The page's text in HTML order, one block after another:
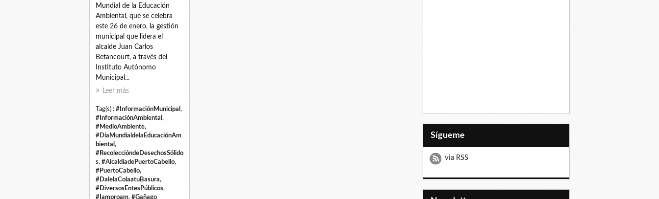
Mundial de la Educación
Ambiental, que se celebra
este 26 de enero, la gestión
municipal que lidera el
alcalde Juan Carlos
Betancourt, a través del
Instituto Autónomo
Municipal...
Leer más
Tag(s) : #InformaciónMunicipal ,
#InformaciónAmbiental ,
#MedioAmbiente,
#DíaMundialdelaEducaciónAm
biental ,
#RecoleccióndeDesechosSólido
s, #AlcaldíadePuertoCabello,
#PuertoCabello,
#DalelaColaatuBasura,
#DiversosEntesPúblicos,
#Iamproam, #Gañago
Sígueme
via RSS